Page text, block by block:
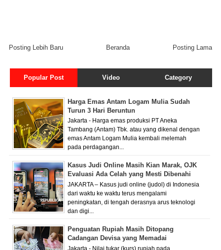
Posting Lebih Baru Posting Lama
Beranda
Popular Post Video Category
Harga Emas Antam Logam Mulia Sudah
Turun 3 Hari Beruntun
Jakarta - Harga emas produksi PT Aneka
Tambang (Antam) Tbk. atau yang dikenal dengan
emas Antam Logam Mulia kembali melemah
pada perdagangan...
Kasus Judi Online Masih Kian Marak, OJK
Evaluasi Ada Celah yang Mesti Dibenahi
JAKARTA – Kasus judi online (judol) di Indonesia
dari waktu ke waktu terus mengalami
peningkatan, di tengah derasnya arus teknologi
dan digi...
Penguatan Rupiah Masih Ditopang
Cadangan Devisa yang Memadai
Jakarta - Nilai tukar (kurs) rupiah pada